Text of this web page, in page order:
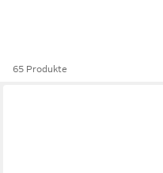
65 Produkte